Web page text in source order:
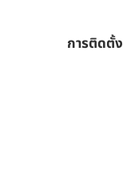
การติดตั้